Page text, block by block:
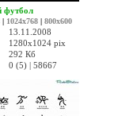
футбол
| 1024x768 | 800x600
13.11.2008
1280x1024 pix
292 Кб
0 (5) | 58667